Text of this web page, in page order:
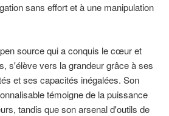
sans effort et à une manipulation
source qui a conquis le cœur et
s'élève vers la grandeur grâce à ses
et ses capacités inégalées. Son
témoigne de la puissance
tandis que son arsenal d'outils de